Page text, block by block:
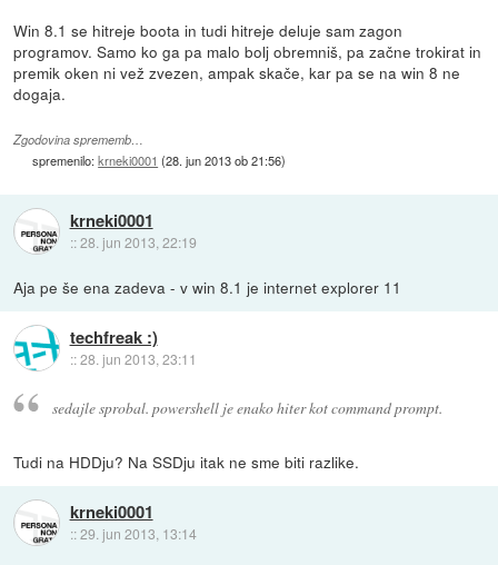
Win 8.1 se hitreje boota in tudi hitreje deluje sam zagon
programov. Samo ko ga pa malo bolj obremniš, pa začne trokirat in
premik oken ni vež zvezen, ampak skače, kar pa se na win 8 ne
dogaja.
Zgodovina sprememb…
spremenilo:krneki0001 (28. jun 2013 ob 21:56)
krneki0001
::28. jun 2013, 22:19
Aja pe še ena zadeva - v win 8.1 je internet explorer 11
techfreak :)
::28. jun 2013, 23:11
sedajle sprobal. powershell je enako hiter kot command prompt.
Tudi na HDDju? Na SSDju itak ne sme biti razlike.
krneki0001
::29. jun 2013, 13:14